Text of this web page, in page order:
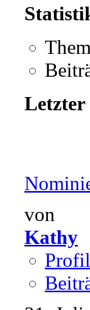
von
Kathy
Profil